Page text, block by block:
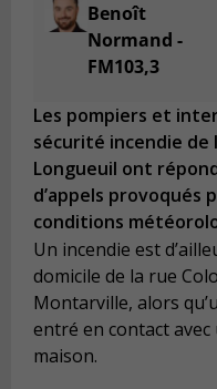
Benoît
Normand -
FM103,3
Les pompiers et
sécurité incendie
Longueuil ont
d’appels provoqués
conditions
Un incendie est
domicile de la rue
Montarville, alors
entré en contact
maison.